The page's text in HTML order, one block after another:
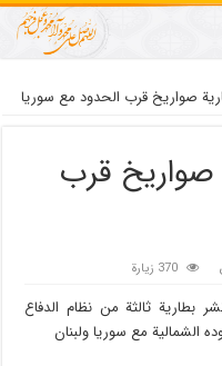
صواريخ قرب الحدود مع سوريا
صواريخ قرب
370 زيارة
بطارية ثالثة من نظام الدفاع
الشمالية مع سوريا ولبنان